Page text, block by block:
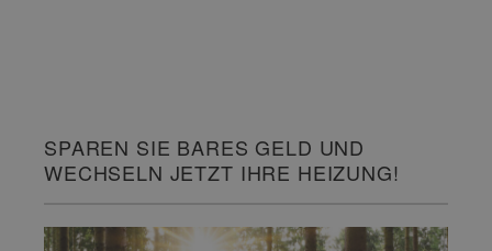
SPAREN SIE BARES GELD UND
WECHSELN JETZT IHRE HEIZUNG!